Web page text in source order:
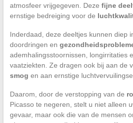
atmosfeer vrijgegeven. Deze fijne
ernstige bedreiging voor de
Inderdaad, deze deeltjes kunnen diep
doordringen en
ademhalingsstoornissen, longirritaties
vaatziekten. Ze dragen ook bij aan de
smog en aan ernstige
Daarom, door de verstopping van de
Picasso te negeren, stelt u niet alleen
gevaar, maar ook die van de mensen